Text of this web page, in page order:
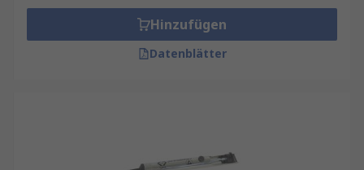
Hinzufügen
Datenblätter